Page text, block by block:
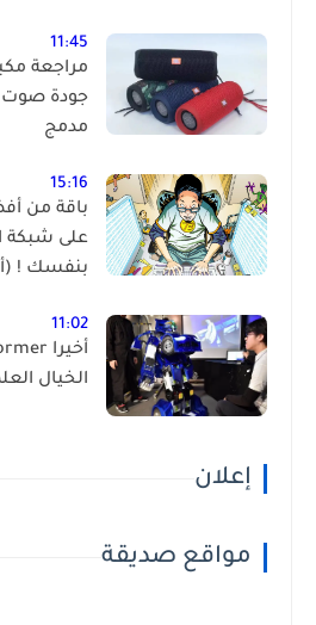
11:45
جودة صوت
مدمج
15:16
باقة من
على شبكة
بنفسك ! (أكثر
11:02
الخيال
إعلان
مواقع صديقة